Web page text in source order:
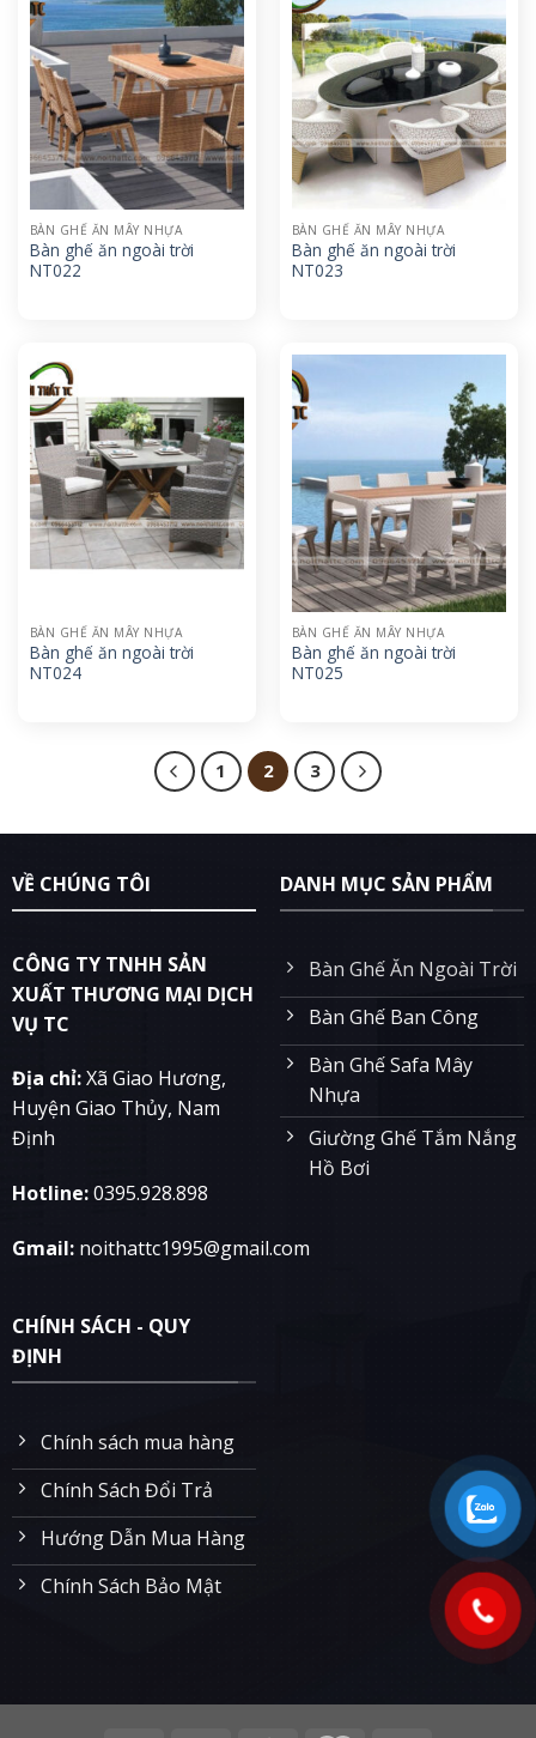
BÀN GHẾ ĂN MÂY NHỰA
Bàn ghế ăn ngoài trời
NT022
BÀN GHẾ ĂN MÂY NHỰA
Bàn ghế ăn ngoài trời
NT023
BÀN GHẾ ĂN MÂY NHỰA
Bàn ghế ăn ngoài trời
NT024
BÀN GHẾ ĂN MÂY NHỰA
Bàn ghế ăn ngoài trời
NT025
1 2 3
VỀ CHÚNG TÔI
CÔNG TY TNHH SẢN
XUẤT THƯƠNG MẠI DỊCH
VỤ TC
Địa chỉ:Xã Giao Hương,
Huyện Giao Thủy, Nam
Định
Hotline:0395.928.898
Gmail:noithattc1995@gmail.com
DANH MỤC SẢN PHẨM
Bàn Ghế Ăn Ngoài Trời
Bàn Ghế Ban Công
Bàn Ghế Safa Mây
Nhựa
Giường Ghế Tắm Nắng
Hồ Bơi
CHÍNH SÁCH - QUY
ĐỊNH
Chính sách mua hàng
Chính Sách Đổi Trả
Hướng Dẫn Mua Hàng
Chính Sách Bảo Mật